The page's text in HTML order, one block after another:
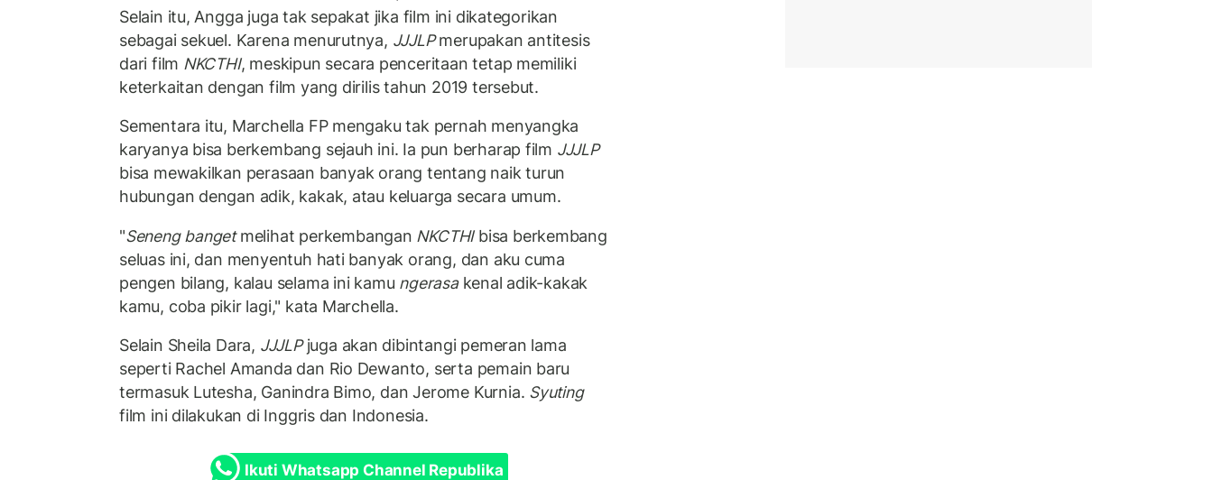
Selain itu, Angga juga tak sepakat jika film ini dikategorikan
sebagai sekuel. Karena menurutnya, JJJLPmerupakan antitesis
dari film NKCTHI, meskipun secara penceritaan tetap memiliki
keterkaitan dengan film yang dirilis tahun 2019 tersebut.
Sementara itu, Marchella FP mengaku tak pernah menyangka
karyanya bisa berkembang sejauh ini. Ia pun berharap film JJJLP
bisa mewakilkan perasaan banyak orang tentang naik turun
hubungan dengan adik, kakak, atau keluarga secara umum.
"Seneng bangetmelihat perkembangan NKCTHIbisa berkembang
seluas ini, dan menyentuh hati banyak orang, dan aku cuma
pengen bilang, kalau selama ini kamu ngerasakenal adik-kakak
kamu, coba pikir lagi," kata Marchella.
Selain Sheila Dara, JJJLPjuga akan dibintangi pemeran lama
seperti Rachel Amanda dan Rio Dewanto, serta pemain baru
termasuk Lutesha, Ganindra Bimo, dan Jerome Kurnia. Syuting
film ini dilakukan di Inggris dan Indonesia.
Ikuti Whatsapp Channel Republika